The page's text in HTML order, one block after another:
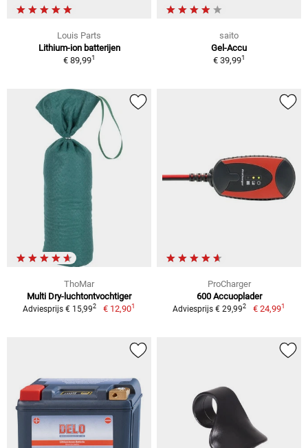
Louis Parts
Lithium-ion batterijen
€ 89,991
saito
Gel-Accu
€ 39,991
ThoMar
Multi Dry-luchtontvochtiger
Adviesprijs € 15,992 € 12,901
ProCharger
600 Accuoplader
Adviesprijs € 29,992 € 24,991